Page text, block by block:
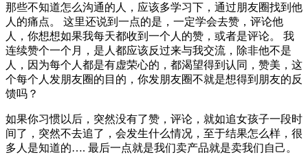
那些不知道怎么沟通的人，应该多学习下，通过朋友圈找到他
人的痛点。 这里还说到一点的是，一定学会去赞，评论他
人，你想想如果我每天都收到一个人的赞，或者是评论。 我
连续赞个一个月，是人都应该反过来与我交流，除非他不是
人，因为每个人都是有虚荣心的，都渴望得到认同，赞美，这
个每个人发朋友圈的目的，你发朋友圈不就是想得到朋友的反
馈吗？
如果你习惯以后，突然没有了赞，评论，就如追女孩子一段时
间了，突然不去追了，会发生什么情况，至于结果怎么样，很
多人是知道的…. 最后一点就是我们卖产品就是卖我们自己。